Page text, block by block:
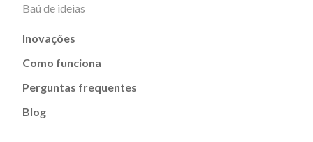
Baú de ideias
Inovações
Como funciona
Perguntas frequentes
Blog